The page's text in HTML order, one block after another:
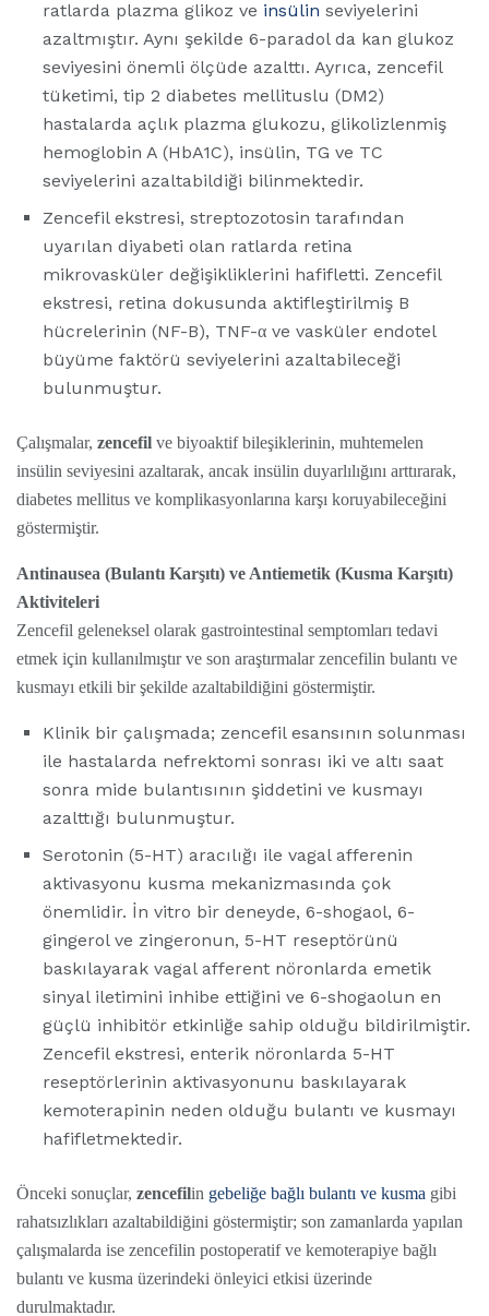
ratlarda plazma glikoz ve insülin seviyelerini
azaltmıştır. Aynı şekilde 6-paradol da kan glukoz
seviyesini önemli ölçüde azalttı. Ayrıca, zencefil
tüketimi, tip 2 diabetes mellituslu (DM2)
hastalarda açlık plazma glukozu, glikolizlenmiş
hemoglobin A (HbA1C), insülin, TG ve TC
seviyelerini azaltabildiği bilinmektedir.
Zencefil ekstresi, streptozotosin tarafından
uyarılan diyabeti olan ratlarda retina
mikrovasküler değişikliklerini hafifletti. Zencefil
ekstresi, retina dokusunda aktifleştirilmiş B
hücrelerinin (NF-B), TNF-α ve vasküler endotel
büyüme faktörü seviyelerini azaltabileceği
bulunmuştur.
Çalışmalar, zencefil ve biyoaktif bileşiklerinin, muhtemelen
insülin seviyesini azaltarak, ancak insülin duyarlılığını arttırarak,
diabetes mellitus ve komplikasyonlarına karşı koruyabileceğini
göstermiştir.
Antinausea (Bulantı Karşıtı) ve Antiemetik (Kusma Karşıtı)
Aktiviteleri
Zencefil geleneksel olarak gastrointestinal semptomları tedavi
etmek için kullanılmıştır ve son araştırmalar zencefilin bulantı ve
kusmayı etkili bir şekilde azaltabildiğini göstermiştir.
Klinik bir çalışmada; zencefil esansının solunması
ile hastalarda nefrektomi sonrası iki ve altı saat
sonra mide bulantısının şiddetini ve kusmayı
azalttığı bulunmuştur.
Serotonin (5-HT) aracılığı ile vagal afferenin
aktivasyonu kusma mekanizmasında çok
önemlidir. İn vitro bir deneyde, 6-shogaol, 6-
gingerol ve zingeronun, 5-HT reseptörünü
baskılayarak vagal afferent nöronlarda emetik
sinyal iletimini inhibe ettiğini ve 6-shogaolun en
güçlü inhibitör etkinliğe sahip olduğu bildirilmiştir.
Zencefil ekstresi, enterik nöronlarda 5-HT
reseptörlerinin aktivasyonunu baskılayarak
kemoterapinin neden olduğu bulantı ve kusmayı
hafifletmektedir.
Önceki sonuçlar, zencefilin gebeliğe bağlı bulantı ve kusma gibi
rahatsızlıkları azaltabildiğini göstermiştir; son zamanlarda yapılan
çalışmalarda ise zencefilin postoperatif ve kemoterapiye bağlı
bulantı ve kusma üzerindeki önleyici etkisi üzerinde
durulmaktadır.